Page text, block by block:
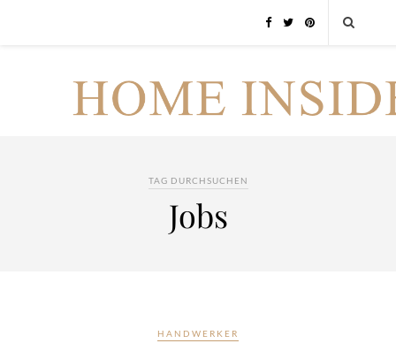
TAG DURCHSUCHEN
Jobs
HANDWERKER